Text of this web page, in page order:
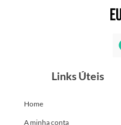
Links Úteis
Home
A minha conta